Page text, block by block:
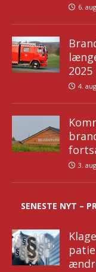
6.
2025
4.
3.
SENESTE NYT –